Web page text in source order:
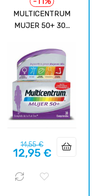
MULTICENTRUM
MUJER 50+ 30...
Precio
regular
14,55 €Precio
12,95 €